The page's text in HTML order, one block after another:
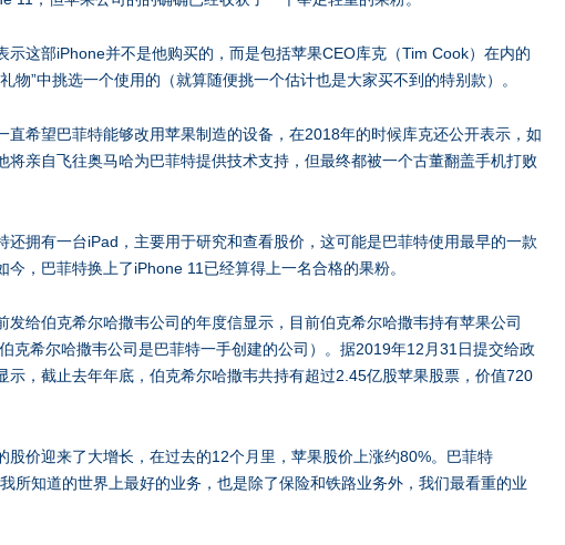
示这部iPhone并不是他购买的，而是包括苹果CEO库克（Tim Cook）在内的
物”中挑选一个使用的（就算随便挑一个估计也是大家买不到的特别款）。
直希望巴菲特能够改用苹果制造的设备，在2018年的时候库克还公开表示，如
将亲自飞往奥马哈为巴菲特提供技术支持，但最终都被一个古董翻盖手机打败
还拥有一台iPad，主要用于研究和查看股价，这可能是巴菲特使用最早的一款
今，巴菲特换上了iPhone 11已经算得上一名合格的果粉。
发给伯克希尔哈撒韦公司的年度信显示，目前伯克希尔哈撒韦持有苹果公司
克希尔哈撒韦公司是巴菲特一手创建的公司）。据2019年12月31日提交给政
示，截止去年年底，伯克希尔哈撒韦共持有超过2.45亿股苹果股票，价值720
股价迎来了大增长，在过去的12个月里，苹果股价上涨约80%。巴菲特
所知道的世界上最好的业务，也是除了保险和铁路业务外，我们最看重的业